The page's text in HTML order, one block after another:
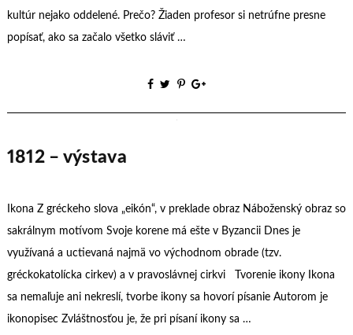
kultúr nejako oddelené. Prečo? Žiaden profesor si netrúfne presne
popísať, ako sa začalo všetko sláviť …
1812 – výstava
Ikona Z gréckeho slova „eikón“, v preklade obraz Náboženský obraz so
sakrálnym motívom Svoje korene má ešte v Byzancii Dnes je
využívaná a uctievaná najmä vo východnom obrade (tzv.
gréckokatolícka cirkev) a v pravoslávnej cirkvi Tvorenie ikony Ikona
sa nemaľuje ani nekreslí, tvorbe ikony sa hovorí písanie Autorom je
ikonopisec Zvláštnosťou je, že pri písaní ikony sa …